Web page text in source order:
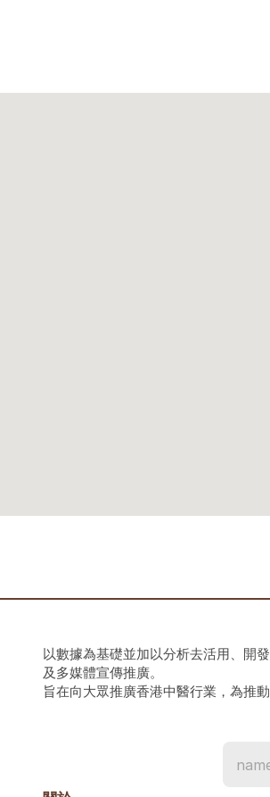
以數據為基礎並加以分析去活用、開
及多媒體宣傳推廣。
旨在向大眾推廣香港中醫行業，為推